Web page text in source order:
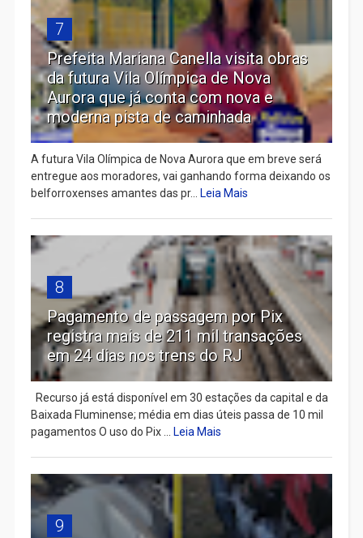
7
Prefeita Mariana Canella visita obras
da futura Vila Olímpica de Nova
Aurora que já conta com nova e
moderna pista de caminhada
A futura Vila Olímpica de Nova Aurora que em breve será
entregue aos moradores, vai ganhando forma deixando os
belforroxenses amantes das pr... Leia Mais
8
Pagamento de passagem por Pix
registra mais de 211 mil transações
em 24 dias nos trens do RJ
Recurso já está disponível em 30 estações da capital e da
Baixada Fluminense; média em dias úteis passa de 10 mil
pagamentos O uso do Pix ... Leia Mais
9